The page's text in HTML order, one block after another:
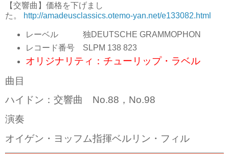
【交響曲】価格を下げまし
た。
http://amadeusclassics.otemo-yan.net/e133082.html
レーベル 独DEUTSCHE GRAMMOPHON
レコード番号 SLPM 138 823
オリジナリティ：チューリップ・ラベル
曲目
ハイドン：交響曲 No.88，No.98
演奏
オイゲン・ヨッフム指揮ベルリン・フィル